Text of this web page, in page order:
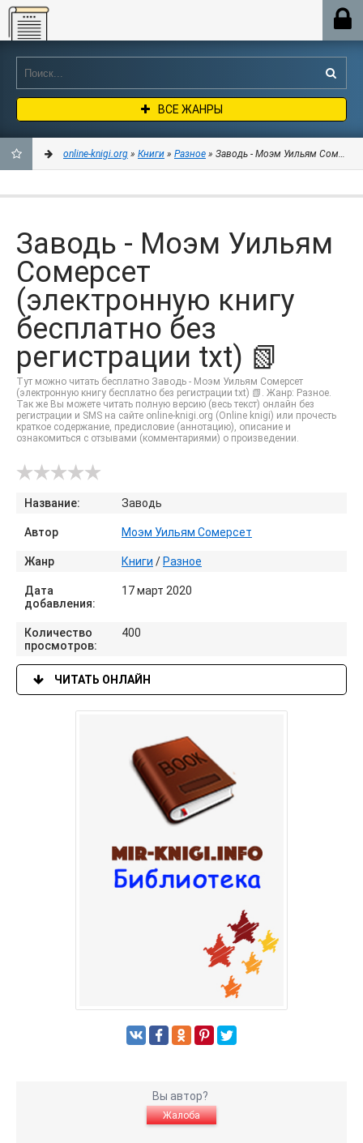
Online-knigi.org
ВСЕ ЖАНРЫ
ЗАКЛАДКИ
online-knigi.org » Книги » Разное » Заводь - Моэм Уильям
Заводь - Моэм Уильям
Сомерсет
(электронную книгу
бесплатно без
регистрации txt) 📗
Тут можно читать бесплатно Заводь - Моэм Уильям Сомерсет
(электронную книгу бесплатно без регистрации txt) 📗. Жанр: Разное.
Так же Вы можете читать полную версию (весь текст) онлайн без
регистрации и SMS на сайте online-knigi.org (Online knigi) или прочесть
краткое содержание, предисловие (аннотацию), описание и
ознакомиться с отзывами (комментариями) о произведении.
Название: Заводь
Автор Моэм Уильям Сомерсет
Жанр Книги / Разное
Дата
добавления:
17 март 2020
Количество
просмотров:
400
ЧИТАТЬ ОНЛАЙН
Вы автор?
Жалоба